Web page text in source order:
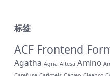
标签
ACF Frontend
Agatha Agria Altesa Amino